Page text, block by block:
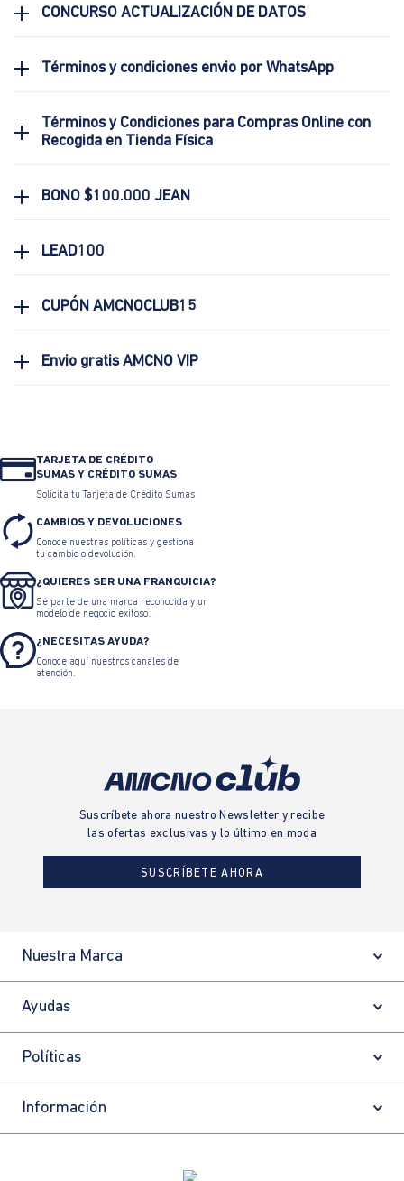
CONCURSO ACTUALIZACIÓN DE DATOS
Términos y condiciones envio por WhatsApp
Términos y Condiciones para Compras Online con
Recogida en Tienda Física
BONO $100.000 JEAN
LEAD100
CUPÓN AMCNOCLUB15
Envio gratis AMCNO VIP
TARJETA DE CRÉDITO
SUMAS Y CRÉDITO SUMAS
Solicita tu Tarjeta de Crédito Sumas
CAMBIOS Y DEVOLUCIONES
Conoce nuestras políticas y gestiona
tu cambio o devolución.
¿QUIERES SER UNA FRANQUICIA?
Sé parte de una marca reconocida y un
modelo de negocio exitoso.
¿NECESITAS AYUDA?
Conoce aquí nuestros canales de
atención.
Suscríbete ahora nuestro Newsletter y recibe
las ofertas exclusivas y lo último en moda
SUSCRÍBETE AHORA
Nuestra Marca
Ayudas
Políticas
Información